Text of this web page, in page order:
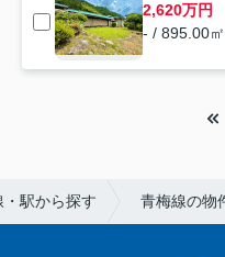
2,620万円
- / 895.00
・駅から探す 青梅線の物